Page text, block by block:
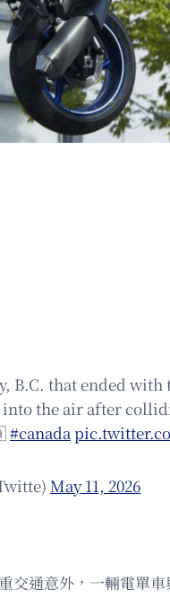
B.C. that ended
the air after
#canada
May 11, 2026
通意外，一輛電單